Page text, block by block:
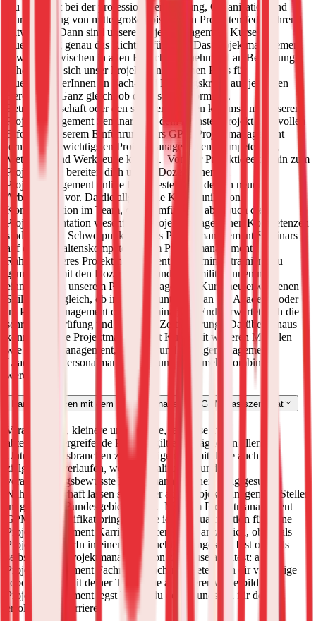
Du möchtest bei der professionellen Planung, Organisation und
Durchführung von mittelgroßen bis großen Projekten federführend
mitwirken? Dann sind unsere Projektmanagement Kurse als
Quereinstieg genau das Richtige für dich! Das Projektmanagement
gewinnt inzwischen in allen Branchen zunehmend an Bedeutung,
daher richtet sich unser ProjektmanagerInnen Kurs für
QuereinsteigerInnen an Fach- und Führungskräfte aus jeglichen
Bereichen.
Ganz gleich, ob du aus der Informatik,
Betriebswirtschaft oder den sozialen Berufen kommst, mit unserem
Projektmanagement Seminar wird dein nächstes Projekt zum vollen
Erfolg. In unserem Einführungskurs GPM Projektmanagement
lernst du die wichtigsten ProjektmanagerInnen Kompetenzen,
Methoden und Werkzeuge kennen. Von der Projektidee bis hin zum
Projekterfolg bereiten dich unsere DozentInnen im
Projektmanagement online Kurs bestens auf deinen neuen
Arbeitsalltag vor. Da die allgemeine Kommunikation,
Kommunikation im Team, die Teamführung aber auch die
Projektpräsentation wesentliche ProjektmanagerInnen Kompetenzen
sind, liegt ein Schwerpunkt unseres Projektmanagement Seminars
auf den Verhaltenskompetenzen im Projektmanagement.
Rahmen unseres Projektmanagement E-Learnings trainierst du
gemeinsam mit den DozentInnen und KommilitonInnen noch
einmal die, in unserem Projektmanagement Kurs, neu erworbenen
Skills. Ganz gleich, ob im Präsenzunterricht an der Academy oder
im Projektmanagement online Seminar, am Ende erwartet dich die
schriftliche Prüfung und die GPM Zertifizierung.
Darüber hinaus
können unsere Projektmanagement Kurse mit weiteren Modulen
wie Agiles Management, Prozess- und Changemanagement,
Leadership, Personalmanagement und viele mehr kombiniert
werden.
Karrierechancen mit dem Projektmanagement GPM Basiszertifikat
Veranstaltung, kleinere und größere, teilweise auch
abteilungsübergreifende Projekte gilt es tagtäglich in allen
Unternehmensbranchen zu bewältigen. Damit diese auch
zielgerichtet verlaufen, werden qualifizierte und
verantwortungsbewusste ProjektmanagerInnen stetig gesucht.
Nahezu dauerhaft lassen sich daher auch Projektmanagement Stellen
im gesamten Bundesgebiet finden. Mit dem Projektmanagement
GPM Basiszertifikat bringst du die ideale Qualifikation für deine
Projektmanagement Karrierechancen mit. Ganz gleich, ob du als
ProjektmanagerIn in einem Unternehmen angestellt bist oder als
selbständiger ProjektmanagerIn von zu Hause arbeitest: als
Projektmanagement Fachmann/Fachfrau bieten sich dir vielfältige
Jobchancen.
Mit deiner Teilnahme an unserer Weiterbildung
Projektmanagement legst bereits du den Grundstein für deine
erfolgreiche Karriere.